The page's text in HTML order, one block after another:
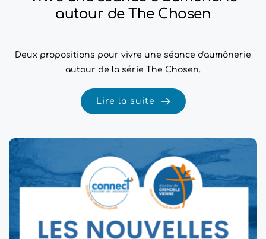
autour de The Chosen
Deux propositions pour vivre une séance d'aumônerie
autour de la série The Chosen.
Lire la suite